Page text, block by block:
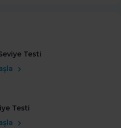
Testi
Testi